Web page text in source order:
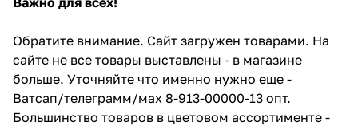
Обратите внимание. Сайт загружен товарами. На
сайте не все товары выставлены - в магазине
больше. Уточняйте что именно нужно еще -
Ватсап/телеграмм/мах 8-913-00000-13 опт.
Большинство товаров в цветовом ассортименте -